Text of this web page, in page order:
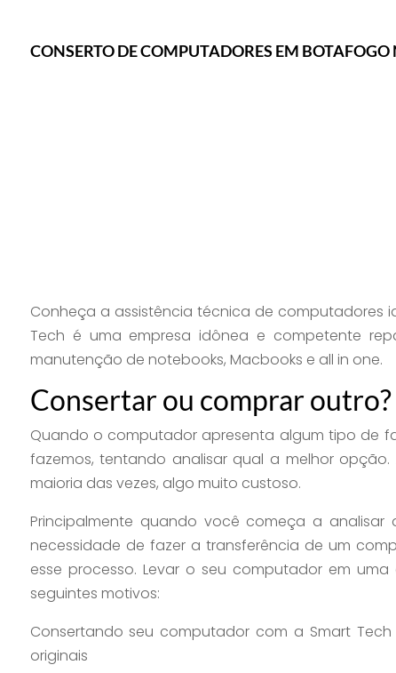
CONSERTO DE COMPUTADORES EM BOTAFOGO
Conheça a assistência técnica de computadores
Tech é uma empresa idônea e competente
manutenção de notebooks, Macbooks e all in one.
Consertar ou comprar outro?
Quando o computador apresenta algum tipo de
fazemos, tentando analisar qual a melhor
maioria das vezes, algo muito custoso.
Principalmente quando você começa a
necessidade de fazer a transferência de um
esse processo. Levar o seu computador em
seguintes motivos:
Consertando seu computador com a Smart
originais